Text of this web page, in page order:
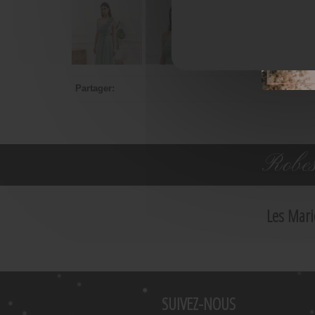
Partager:
Les
SUIVEZ-NOUS